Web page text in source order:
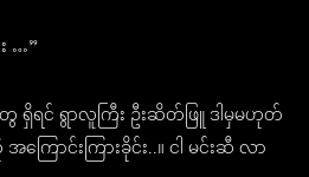
…”
င် ရွာလူကြီး ဦးဆိတ်ဖြူ ဒါမှမဟုတ်
ောင်းကြားခိုင်း..။ ငါ မင်းဆီ လာ